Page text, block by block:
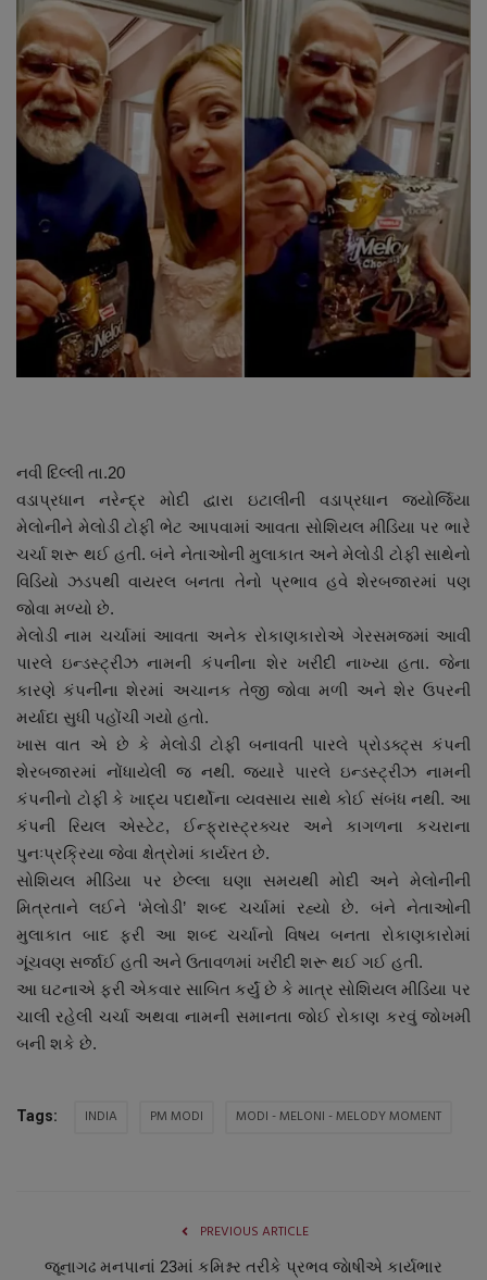
About Author
Contact
Dipotsav Special
રાષ્ટ્રીય
ગુજરાત
જુનાગઢ
બજારના સમાચાર
નાણાંકીય સમાચાર
સ્થાનિક સમાચાર
સ્પોર્ટ્સ
રાશિફળ
ગુનાખોરી
બોલિવૂડ
સ્વાસ્થ્ય
નવી દિલ્લી તા.20
વડાપ્રધાન નરેન્દ્ર મોદી દ્વારા ઇટાલીની વડાપ્રધાન જ્યોર્જિયા
મેલોનીને મેલોડી ટોફી ભેટ આપવામાં આવતા સોશિયલ મીડિયા પર ભારે
ચર્ચા શરૂ થઈ હતી. બંને નેતાઓની મુલાકાત અને મેલોડી ટોફી સાથેનો
વિડિયો ઝડપથી વાયરલ બનતા તેનો પ્રભાવ હવે શેરબજારમાં પણ
જોવા મળ્યો છે.
મેલોડી નામ ચર્ચામાં આવતા અનેક રોકાણકારોએ ગેરસમજમાં આવી
પારલે ઇન્ડસ્ટ્રીઝ નામની કંપનીના શેર ખરીદી નાખ્યા હતા. જેના
કારણે કંપનીના શેરમાં અચાનક તેજી જોવા મળી અને શેર ઉપરની
મર્યાદા સુધી પહોંચી ગયો હતો.
ખાસ વાત એ છે કે મેલોડી ટોફી બનાવતી પારલે પ્રોડક્ટ્સ કંપની
શેરબજારમાં નોંધાયેલી જ નથી. જ્યારે પારલે ઇન્ડસ્ટ્રીઝ નામની
કંપનીનો ટોફી કે ખાદ્ય પદાર્થોના વ્યવસાય સાથે કોઈ સંબંધ નથી. આ
કંપની રિયલ એસ્ટેટ, ઈન્ફ્રાસ્ટ્રક્ચર અને કાગળના કચરાના
પુનઃપ્રક્રિયા જેવા ક્ષેત્રોમાં કાર્યરત છે.
સોશિયલ મીડિયા પર છેલ્લા ઘણા સમયથી મોદી અને મેલોનીની
મિત્રતાને લઈને ‘મેલોડી’ શબ્દ ચર્ચામાં રહ્યો છે. બંને નેતાઓની
મુલાકાત બાદ ફરી આ શબ્દ ચર્ચાનો વિષય બનતા રોકાણકારોમાં
ગૂંચવણ સર્જાઈ હતી અને ઉતાવળમાં ખરીદી શરૂ થઈ ગઈ હતી.
આ ઘટનાએ ફરી એકવાર સાબિત કર્યું છે કે માત્ર સોશિયલ મીડિયા પર
ચાલી રહેલી ચર્ચા અથવા નામની સમાનતા જોઈ રોકાણ કરવું જોખમી
બની શકે છે.
Tags: INDIA PM MODI MODI - MELONI - MELODY MOMENT
PREVIOUS ARTICLE
જૂનાગઢ મનપાનાં 23માં કમિશ્નર તરીકે પ્રભવ જાેષીએ કાર્યભાર